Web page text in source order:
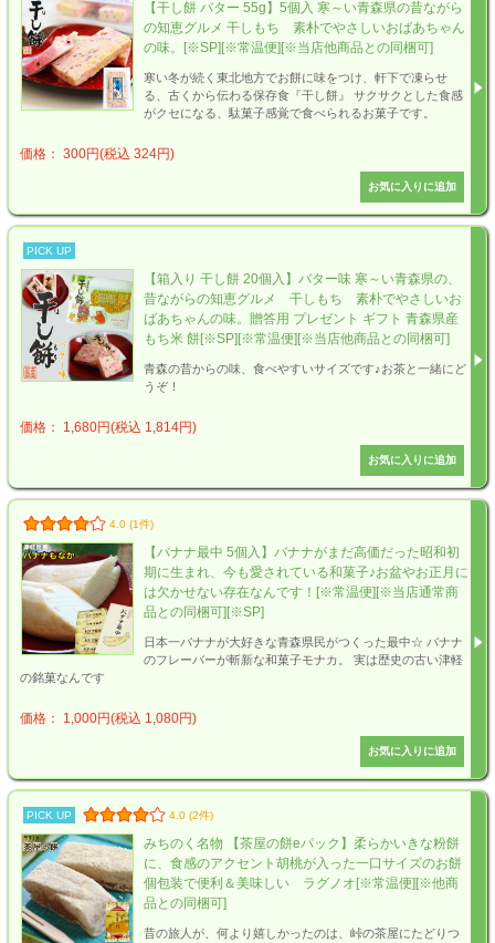
【干し餅 バター 55g】5個入 寒～い青森県の昔ながら
の知恵グルメ 干しもち 素朴でやさしいおばあちゃん
の味。[※SP][※常温便][※当店他商品との同梱可]
寒い冬が続く東北地方でお餅に味をつけ、軒下で凍らせ
る、古くから伝わる保存食『干し餅』 サクサクとした食感
がクセになる、駄菓子感覚で食べられるお菓子です。
価格： 300円(税込 324円)
PICK UP
【箱入り 干し餅 20個入】バター味 寒～い青森県の、
昔ながらの知恵グルメ 干しもち 素朴でやさしいお
ばあちゃんの味。贈答用 プレゼント ギフト 青森県産
もち米 餅[※SP][※常温便][※当店他商品との同梱可]
青森の昔からの味、食べやすいサイズです♪お茶と一緒にど
うぞ！
価格： 1,680円(税込 1,814円)
4.0 (1件)
【バナナ最中 5個入】バナナがまだ高価だった昭和初
期に生まれ、今も愛されている和菓子♪お盆やお正月に
は欠かせない存在なんです！[※常温便][※当店通常商
品との同梱可][※SP]
日本一バナナが大好きな青森県民がつくった最中☆ バナナ
のフレーバーが斬新な和菓子モナカ。 実は歴史の古い津軽
の銘菓なんです
価格： 1,000円(税込 1,080円)
PICK UP 4.0 (2件)
みちのく名物 【茶屋の餅eパック】柔らかいきな粉餅
に、食感のアクセント胡桃が入った一口サイズのお餅
個包装で便利＆美味しい ラグノオ[※常温便][※他商
品との同梱可]
昔の旅人が、何より嬉しかったのは、峠の茶屋にたどりつ